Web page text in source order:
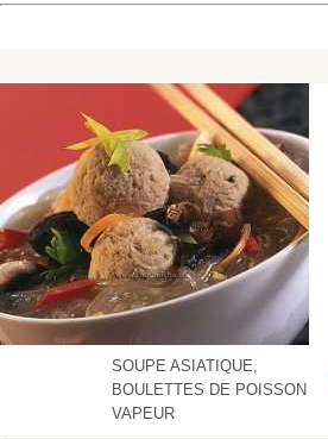
SOUPE ASIATIQUE,
BOULETTES DE POISSON
VAPEUR